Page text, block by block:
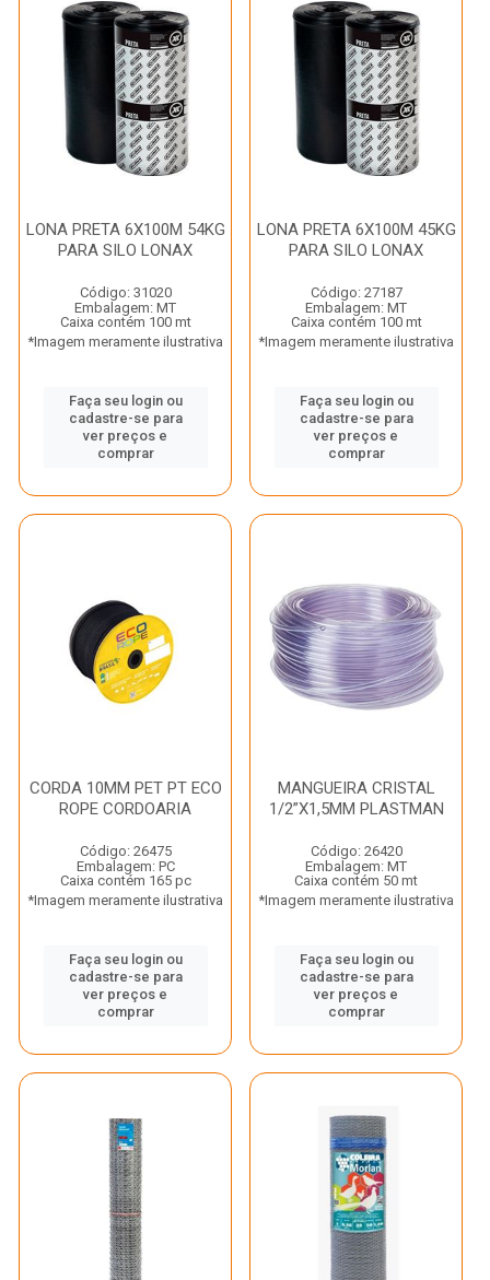
LONA PRETA 6X100M 54KG
PARA SILO LONAX
Código: 31020
Embalagem: MT
Caixa contém 100 mt
*Imagem meramente ilustrativa
Faça seu login ou
cadastre-se para
ver preços e
comprar
LONA PRETA 6X100M 45KG
PARA SILO LONAX
Código: 27187
Embalagem: MT
Caixa contém 100 mt
*Imagem meramente ilustrativa
Faça seu login ou
cadastre-se para
ver preços e
comprar
CORDA 10MM PET PT ECO
ROPE CORDOARIA
Código: 26475
Embalagem: PC
Caixa contém 165 pc
*Imagem meramente ilustrativa
Faça seu login ou
cadastre-se para
ver preços e
comprar
MANGUEIRA CRISTAL
1/2”X1,5MM PLASTMAN
Código: 26420
Embalagem: MT
Caixa contém 50 mt
*Imagem meramente ilustrativa
Faça seu login ou
cadastre-se para
ver preços e
comprar